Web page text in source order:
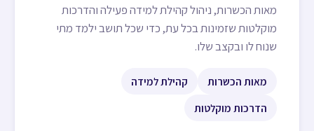
מאות הכשרות, ניהול קהילת למידה פעילה והדרכות
מוקלטות שזמינות בכל עת, כדי שכל תושב ילמד מתי
שנוח לו ובקצב שלו.
מאות הכשרות
קהילת למידה
הדרכות מוקלטות